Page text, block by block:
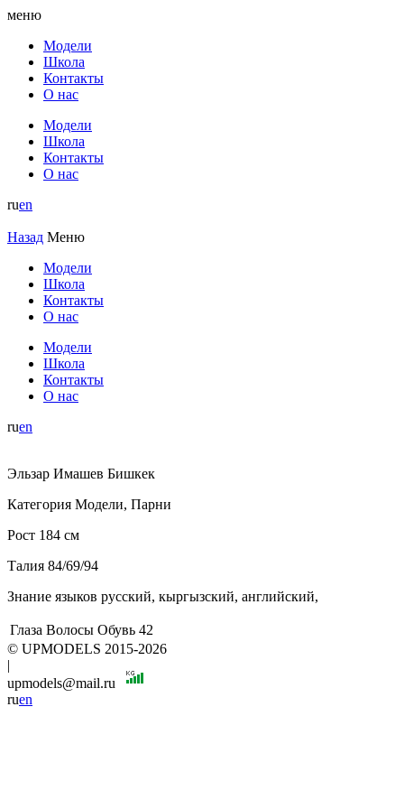
меню
Модели
Школа
Контакты
О нас
Модели
Школа
Контакты
О нас
ruen
Назад Меню
Модели
Школа
Контакты
О нас
Модели
Школа
Контакты
О нас
ruen
Эльзар Имашев Бишкек
Категория Модели, Парни
Рост 184 см
Талия 84/69/94
Знание языков русский, кыргызский, английский,
Глаза Волосы Обувь 42
© UPMODELS 2015-2026
|
upmodels@mail.ru
ruen